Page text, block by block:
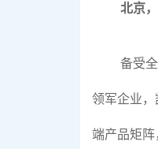
北京
备受
领军企业，
端产品矩阵